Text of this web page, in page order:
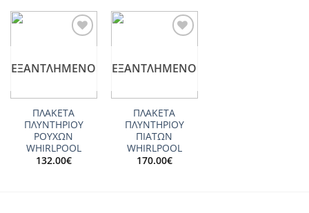
ΕΞΑΝΤΛΗΜΈΝΟ
ΠΛΑΚΕΤΑ
ΠΛΥΝΤΗΡΙΟΥ
ΡΟΥΧΩΝ
WHIRLPOOL
132.00€
ΕΞΑΝΤΛΗΜΈΝΟ
ΠΛΑΚΕΤΑ
ΠΛΥΝΤΗΡΙΟΥ
ΠΙΑΤΩΝ
WHIRLPOOL
170.00€